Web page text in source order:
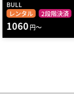
BODYMAKER
レンタル
送料無料
950円～